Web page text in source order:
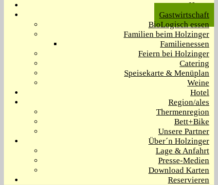
Home
Gastwirtschaft
BioLogisch essen
Familien beim Holzinger
Familienessen
Feiern bei Holzinger
Catering
Speisekarte & Menüplan
Weine
Hotel
Region/ales
Thermenregion
Bett+Bike
Unsere Partner
Über´n Holzinger
Lage & Anfahrt
Presse-Medien
Download Karten
Reservieren